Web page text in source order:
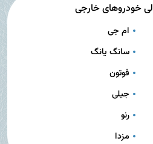
خودروهای خارجی
ام جی
سانگ یانگ
فوتون
جیلی
رنو
مزدا